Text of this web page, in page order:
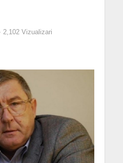
2,102 Vizualizari